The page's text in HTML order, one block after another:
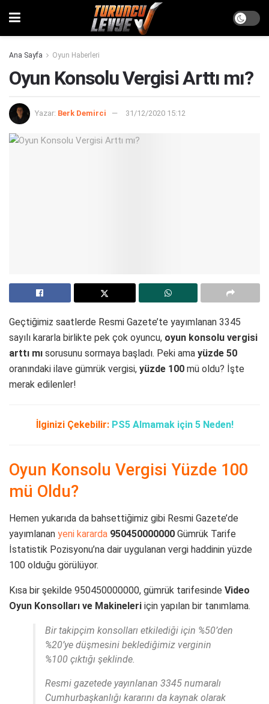
Ana Sayfa Oyun Haberleri
Oyun Konsolu Vergisi Arttı mı?
Yazar: Berk Demirci 31/12/2020 15:12
Geçtiğimiz saatlerde Resmi Gazete’te yayımlanan 3345
sayılı kararla birlikte pek çok oyuncu, oyun konsolu vergisi
arttı mı sorusunu sormaya başladı. Peki ama yüzde 50
oranındaki ilave gümrük vergisi, yüzde 100 mü oldu? İşte
merak edilenler!
İlginizi Çekebilir: PS5 Almamak için 5 Neden!
Oyun Konsolu Vergisi Yüzde 100
mü Oldu?
Hemen yukarıda da bahsettiğimiz gibi Resmi Gazete’de
yayımlanan yeni kararda 950450000000 Gümrük Tarife
İstatistik Pozisyonu’na dair uygulanan vergi haddinin yüzde
100 olduğu görülüyor.
Kısa bir şekilde 950450000000, gümrük tarifesinde Video
Oyun Konsolları ve Makineleri için yapılan bir tanımlama.
Bir takipçim konsolları etkilediği için %50’den
%20’ye düşmesini beklediğimiz verginin
%100 çıktığı şeklinde.
Resmi gazetede yayınlanan 3345 numaralı
Cumhurbaşkanlığı kararını da kaynak olarak